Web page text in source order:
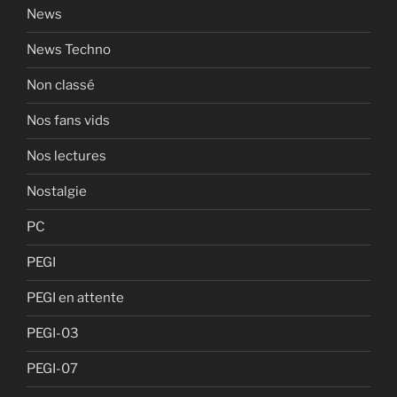
News
News Techno
Non classé
Nos fans vids
Nos lectures
Nostalgie
PC
PEGI
PEGI en attente
PEGI-03
PEGI-07